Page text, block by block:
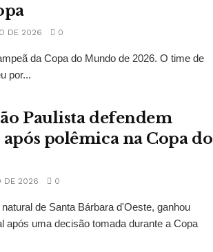
DE 2026 0
da Copa do Mundo de 2026. O time de
por...
Paulista defendem
após polêmica na Copa do
DE 2026 0
de Santa Bárbara d'Oeste, ganhou
após uma decisão tomada durante a Copa